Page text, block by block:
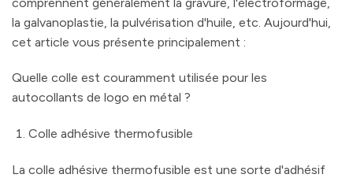
la galvanoplastie, la pulvérisation d'huile, etc. Aujourd'hui,
cet article vous présente principalement :
Quelle colle est couramment utilisée pour les
autocollants de logo en métal ?
Colle adhésive thermofusible
La colle adhésive thermofusible est une sorte d'adhésif